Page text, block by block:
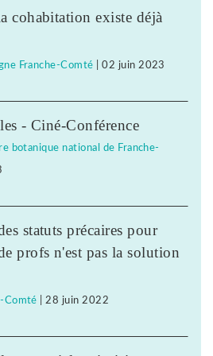
cohabitation existe déjà
Franche-Comté |02 juin 2023
- Ciné-Conférence
botanique national de Franche-
statuts précaires pour
profs n'est pas la solution
Comté 28 juin 2022